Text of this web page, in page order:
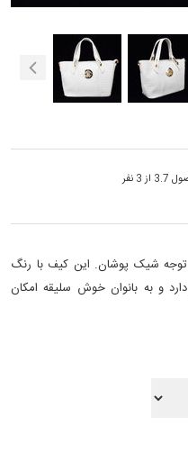
نفر
شیک پوشان. این کیف با رنگ
و به بانوان خوش سلیقه امکان